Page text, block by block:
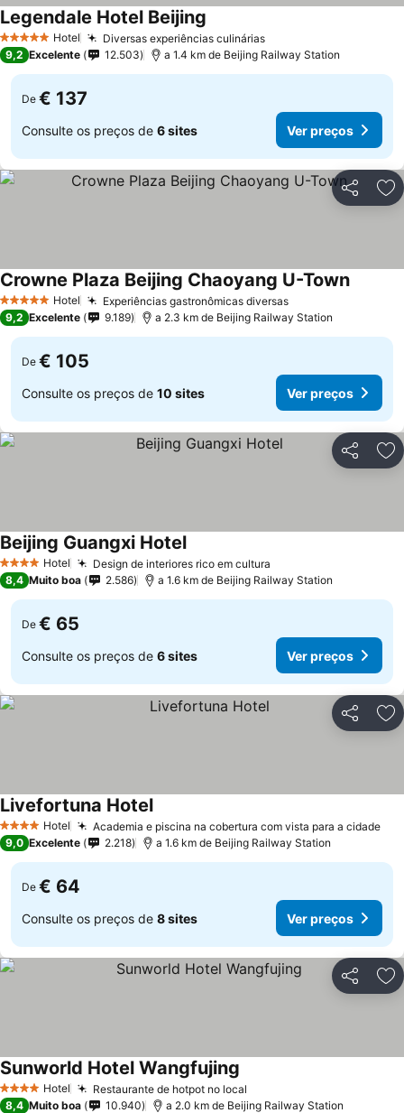
5 Estrelas Hotel Diversas experiências culinárias
Legendale Hotel Beijing
9,2 Excelente 12.503 a 1.4 km de Beijing Railway Station
De € 137
Consulte os preços de 6 sites Ver preços
Partilhar
5 Estrelas Hotel Experiências gastronômicas diversas
Crowne Plaza Beijing Chaoyang U-Town
9,2 Excelente 9.189 a 2.3 km de Beijing Railway Station
De € 105
Consulte os preços de 10 sites Ver preços
Partilhar
4 EstrelasHotel Design de interiores rico em cultura
Beijing Guangxi Hotel
8,4 Muito boa 2.586 a 1.6 km de Beijing Railway Station
De € 65
Consulte os preços de 6 sites Ver preços
Partilhar
4 EstrelasHotel Academia e piscina na cobertura com vista para a cidade
Livefortuna Hotel
9,0 Excelente 2.218 a 1.6 km de Beijing Railway Station
De € 64
Consulte os preços de 8 sites Ver preços
Partilhar
4 EstrelasHotel Restaurante de hotpot no local
Sunworld Hotel Wangfujing
8,4 Muito boa 10.940 a 2.0 km de Beijing Railway Station